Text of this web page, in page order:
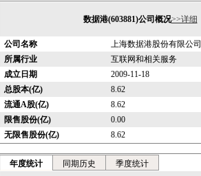
数据港(603881)公司概况>>详细
公司名称
上海数据港股份有限公司
所属行业
互联网和相关服务
成立日期
2009-11-18
总股本(亿)
8.62
流通A股(亿)
8.62
限售股份(亿)
0.00
无限售股份(亿)
8.62
年度统计 同期历史 季度统计